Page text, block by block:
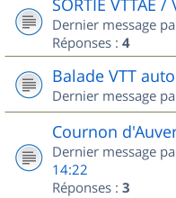
SORTIE VTTAE /
Dernier message
Réponses : 4
Balade VTT
Dernier message
Cournon
Dernier message
14:22
Réponses : 3